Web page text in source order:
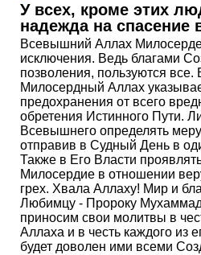
У всех, кроме этих
надежда на
Всевышний Аллах
исключения. Ведь благами
позволения, пользуются все.
Милосердный Аллах
предохранения от всего
обретения Истинного Пути.
Всевышнего определять
отправив в Судный День в
Также в Его Власти
Милосердие в отношении
грех. Хвала Аллаху! Мир и
Любимцу - Пророку
приносим свои молитвы в
Аллаха и в честь каждого из
будет доволен ими всеми